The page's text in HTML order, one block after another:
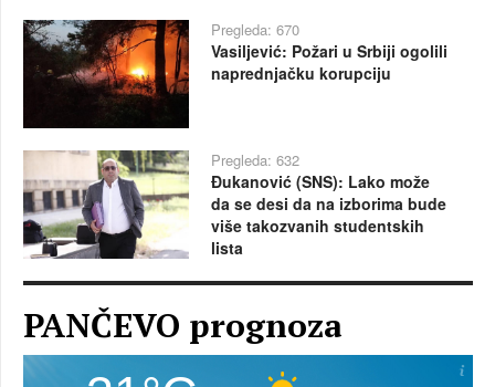
Pregleda: 670
Vasiljević: Požari u Srbiji ogolili
naprednjačku korupciju
Pregleda: 632
Đukanović (SNS): Lako može
da se desi da na izborima bude
više takozvanih studentskih
lista
PANČEVO prognoza